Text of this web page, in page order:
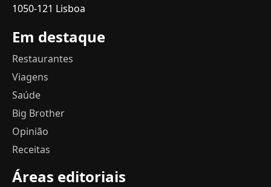
1050-121 Lisboa
Em destaque
Restaurantes
Viagens
Saúde
Big Brother
Opinião
Receitas
Áreas editoriais